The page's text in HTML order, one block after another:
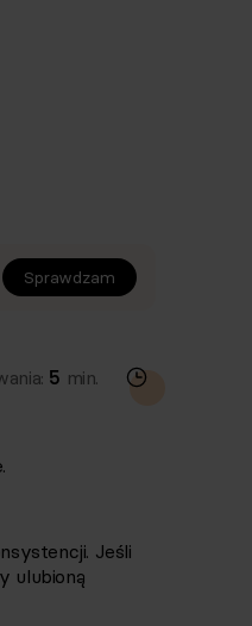
Sprawdzam
5 min.
Jeśli
ulubioną